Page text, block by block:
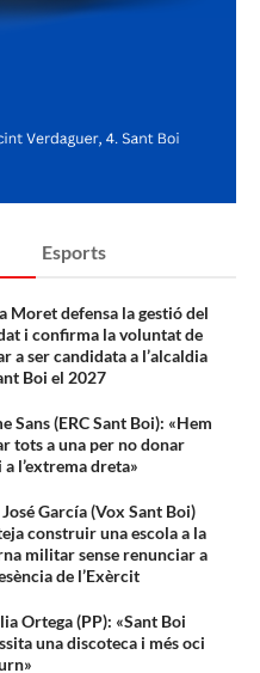
Esports
Moret defensa la gestió del
i confirma la voluntat de
a ser candidata a l’alcaldia
Boi el 2027
Sans (ERC Sant Boi): «Hem
tots a una per no donar
a l’extrema dreta»
García (Vox Sant Boi)
construir una escola a la
militar sense renunciar a
de l’Exèrcit
Ortega (PP): «Sant Boi
una discoteca i més oci